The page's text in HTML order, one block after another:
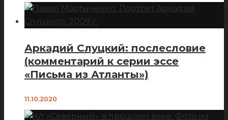
Аркадий Слуцкий: послесловие
(комментарий к серии эссе
«Письма из Атланты»)
11.10.2020